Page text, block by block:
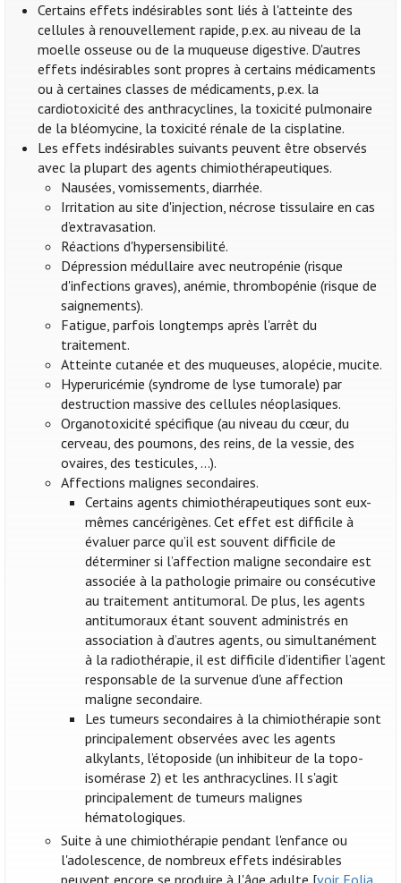
Certains effets indésirables sont liés à l'atteinte des
cellules à renouvellement rapide, p.ex. au niveau de la
moelle osseuse ou de la muqueuse digestive. D'autres
effets indésirables sont propres à certains médicaments
ou à certaines classes de médicaments, p.ex. la
cardiotoxicité des anthracyclines, la toxicité pulmonaire
de la bléomycine, la toxicité rénale de la cisplatine.
Les effets indésirables suivants peuvent être observés
avec la plupart des agents chimiothérapeutiques.
Nausées, vomissements, diarrhée.
Irritation au site d'injection, nécrose tissulaire en cas
d’extravasation.
Réactions d'hypersensibilité.
Dépression médullaire avec neutropénie (risque
d'infections graves), anémie, thrombopénie (risque de
saignements).
Fatigue, parfois longtemps après l'arrêt du
traitement.
Atteinte cutanée et des muqueuses, alopécie, mucite.
Hyperuricémie (syndrome de lyse tumorale) par
destruction massive des cellules néoplasiques.
Organotoxicité spécifique (au niveau du cœur, du
cerveau, des poumons, des reins, de la vessie, des
ovaires, des testicules, ...).
Affections malignes secondaires.
Certains agents chimiothérapeutiques sont eux-
mêmes cancérigènes. Cet effet est difficile à
évaluer parce qu’il est souvent difficile de
déterminer si l’affection maligne secondaire est
associée à la pathologie primaire ou consécutive
au traitement antitumoral. De plus, les agents
antitumoraux étant souvent administrés en
association à d’autres agents, ou simultanément
à la radiothérapie, il est difficile d’identifier l’agent
responsable de la survenue d'une affection
maligne secondaire.
Les tumeurs secondaires à la chimiothérapie sont
principalement observées avec les agents
alkylants, l’étoposide (un inhibiteur de la topo-
isomérase 2) et les anthracyclines. Il s'agit
principalement de tumeurs malignes
hématologiques.
Suite à une chimiothérapie pendant l'enfance ou
l'adolescence, de nombreux effets indésirables